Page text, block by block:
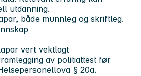
utdanning.
både munnleg og skriftleg.
vert vektlagt
av politiattest før
§ 20a.